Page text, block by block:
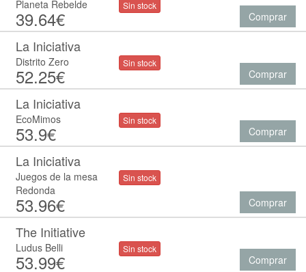
Planeta Rebelde
39.64€
Sin stock
Comprar
La Iniciativa
Distrito Zero
52.25€
Sin stock
Comprar
La Iniciativa
EcoMimos
53.9€
Sin stock
Comprar
La Iniciativa
Juegos de la mesa
Redonda
53.96€
Sin stock
Comprar
The Initiative
Ludus Belli
53.99€
Sin stock
Comprar